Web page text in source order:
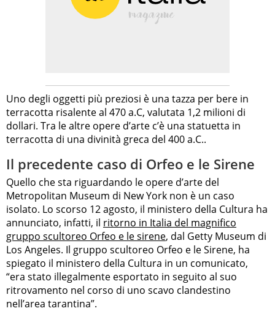
Uno degli oggetti più preziosi è una tazza per bere in
terracotta risalente al 470 a.C, valutata 1,2 milioni di
dollari. Tra le altre opere d’arte c’è una statuetta in
terracotta di una divinità greca del 400 a.C..
Il precedente caso di Orfeo e le Sirene
Quello che sta riguardando le opere d’arte del
Metropolitan Museum di New York non è un caso
isolato. Lo scorso 12 agosto, il ministero della Cultura ha
annunciato, infatti, il ritorno in Italia del magnifico
gruppo scultoreo Orfeo e le sirene, dal Getty Museum di
Los Angeles. Il gruppo scultoreo Orfeo e le Sirene, ha
spiegato il ministero della Cultura in un comunicato,
“era stato illegalmente esportato in seguito al suo
ritrovamento nel corso di uno scavo clandestino
nell’area tarantina”.